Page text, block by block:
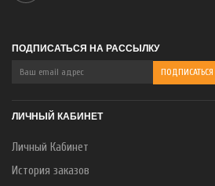
ПОДПИСАТЬСЯ НА РАССЫЛКУ
ЛИЧНЫЙ КАБИНЕТ
Личный Кабинет
История заказов